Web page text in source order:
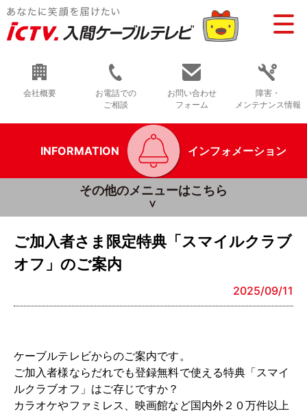
会社概要
お電話での
ご相談
お問い合わせ
フォーム
障害・
メンテナンス情報
INFORMATION インフォメーション
その他のメニューはこちら
ご加入者さま限定特典「スマイルクラブ
オフ」のご案内
2025/09/11
ケーブルテレビからのご案内です。
ご加入者様ならだれでも登録無料で使える特典「スマイ
ルクラブオフ」はご存じですか？
カラオケやファミレス、映画館など国内外２０万件以上